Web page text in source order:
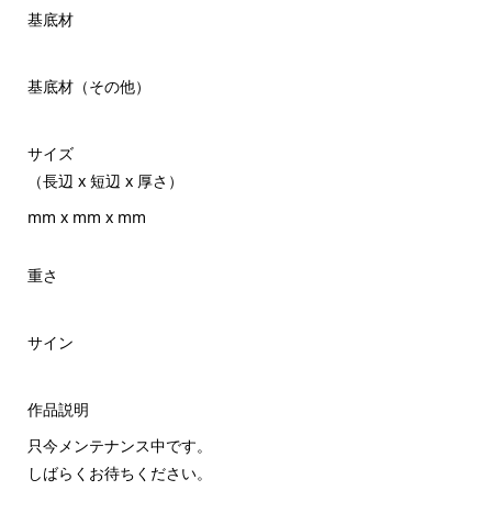
基底材
基底材（その他）
サイズ
（長辺 x 短辺 x 厚さ）
mm x mm x mm
重さ
サイン
作品説明
只今メンテナンス中です。
しばらくお待ちください。